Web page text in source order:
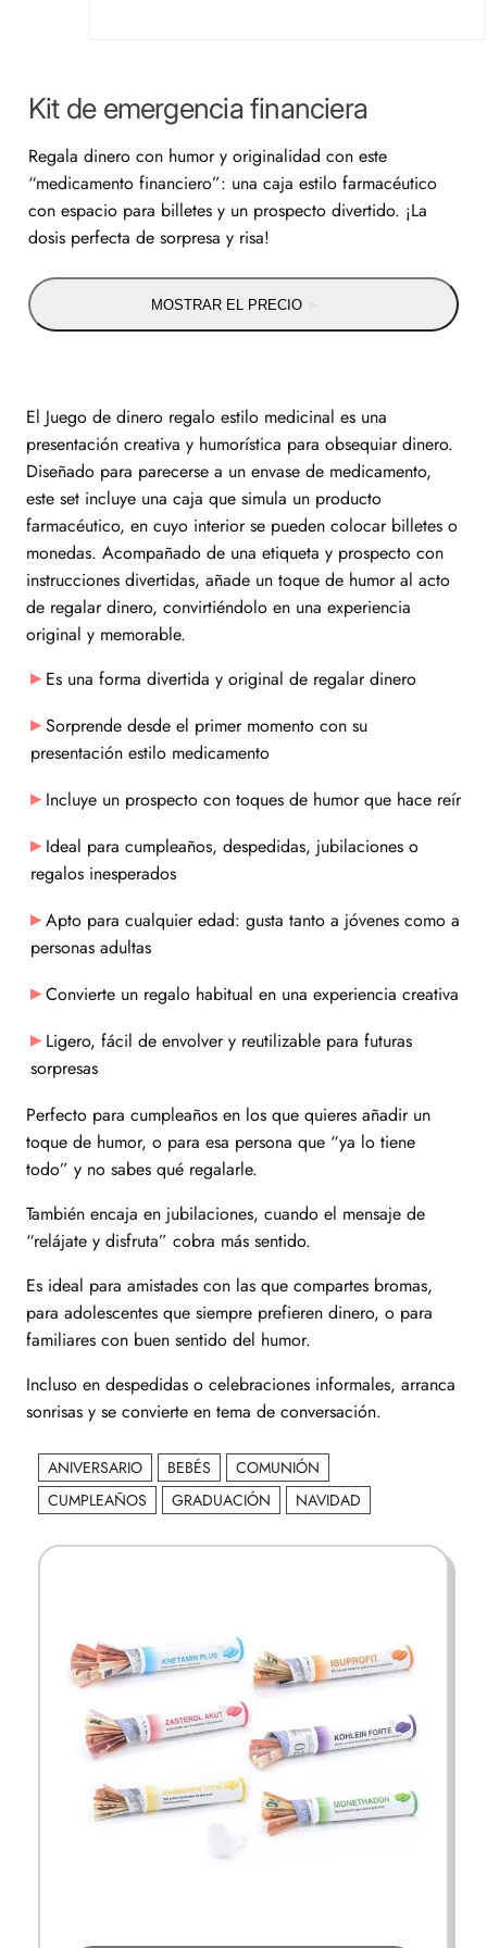
Kit de emergencia financiera
Regala dinero con humor y originalidad con este
“medicamento financiero”: una caja estilo farmacéutico
con espacio para billetes y un prospecto divertido. ¡La
dosis perfecta de sorpresa y risa!
MOSTRAR EL PRECIO
​El Juego de dinero regalo estilo medicinal es una
presentación creativa y humorística para obsequiar dinero.
Diseñado para parecerse a un envase de medicamento,
este set incluye una caja que simula un producto
farmacéutico, en cuyo interior se pueden colocar billetes o
monedas. Acompañado de una etiqueta y prospecto con
instrucciones divertidas, añade un toque de humor al acto
de regalar dinero, convirtiéndolo en una experiencia
original y memorable.​
Es una forma divertida y original de regalar dinero
Sorprende desde el primer momento con su
presentación estilo medicamento
Incluye un prospecto con toques de humor que hace reír
Ideal para cumpleaños, despedidas, jubilaciones o
regalos inesperados
Apto para cualquier edad: gusta tanto a jóvenes como a
personas adultas
Convierte un regalo habitual en una experiencia creativa
Ligero, fácil de envolver y reutilizable para futuras
sorpresas
Perfecto para cumpleaños en los que quieres añadir un
toque de humor, o para esa persona que “ya lo tiene
todo” y no sabes qué regalarle.
También encaja en jubilaciones, cuando el mensaje de
“relájate y disfruta” cobra más sentido.
Es ideal para amistades con las que compartes bromas,
para adolescentes que siempre prefieren dinero, o para
familiares con buen sentido del humor.
Incluso en despedidas o celebraciones informales, arranca
sonrisas y se convierte en tema de conversación.
ANIVERSARIO BEBÉS
COMUNIÓN
CUMPLEAÑOS
GRADUACIÓN NAVIDAD